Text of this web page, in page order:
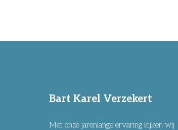
Bart Karel Verzekert
Met onze jarenlange ervaring kijken wij